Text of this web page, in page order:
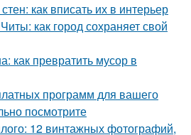
как вписать их в интерьер
как город сохраняет свой
как превратить мусор в
программ для вашего
посмотрите
12 винтажных фотографий,